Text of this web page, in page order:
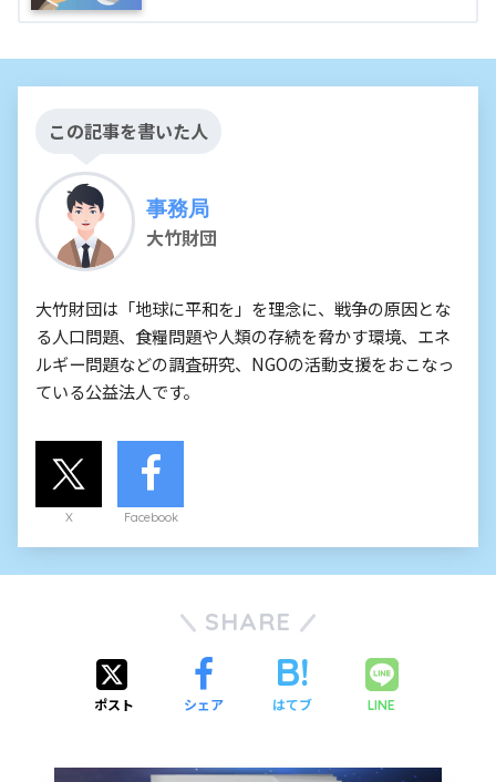
この記事を書いた人
事務局
大竹財団
大竹財団は「地球に平和を」を理念に、戦争の原因とな
る人口問題、食糧問題や人類の存続を脅かす環境、エネ
ルギー問題などの調査研究、NGOの活動支援をおこなっ
ている公益法人です。
X Facebook
SHARE
ポスト シェア はてブ LINE